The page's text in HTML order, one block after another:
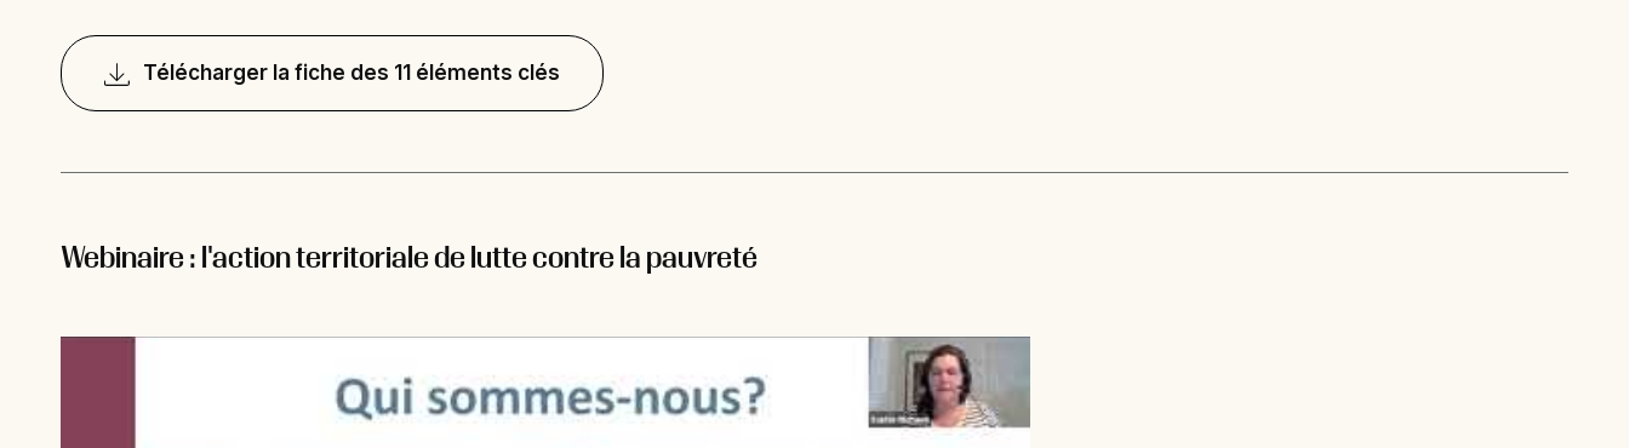
Télécharger la fiche des 11 éléments clés
Webinaire : l'action territoriale de lutte contre la pauvreté